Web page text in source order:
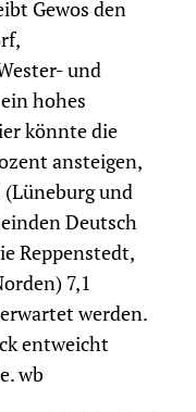
Gewos den
und
hohes
könnte die
ansteigen,
und
Deutsch
Reppenstedt,
7,1
werden.
entweicht
wb